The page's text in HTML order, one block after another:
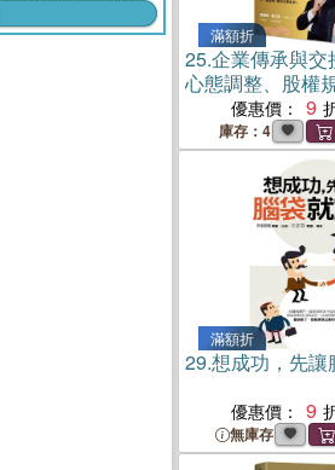
滿額折
25.企業傳承與交
心態調整、股權
公室，增進兩代
業永續的百年大
優惠價： 9
庫存：4
滿額折
29.想成功，先讓
優惠價： 9
無庫存